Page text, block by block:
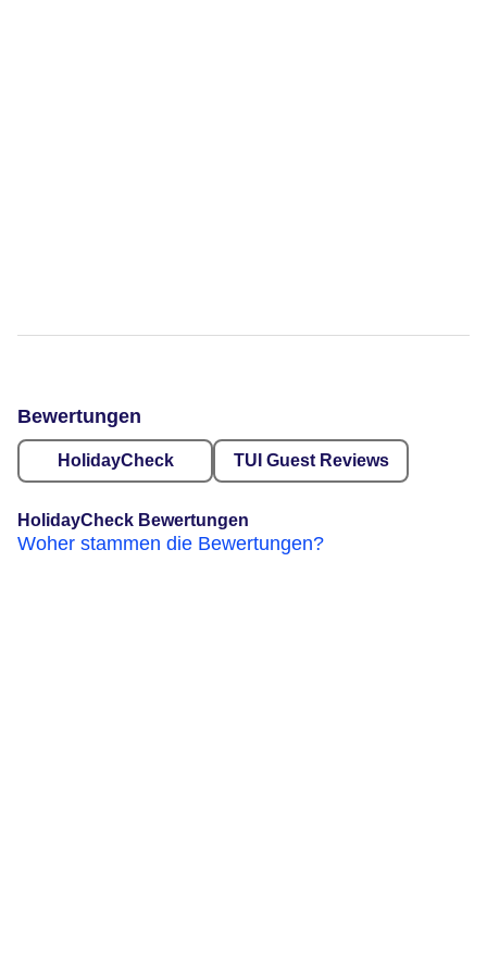
Bewertungen
HolidayCheck TUI Guest Reviews
HolidayCheck Bewertungen
Woher stammen die Bewertungen?